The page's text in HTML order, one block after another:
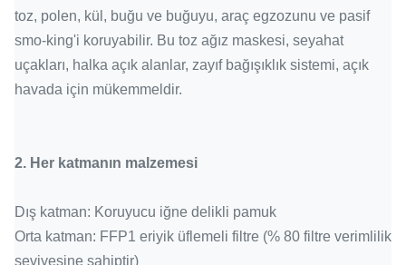
toz, polen, kül, buğu ve buğuyu, araç egzozunu ve pasif
smo-king'i koruyabilir. Bu toz ağız maskesi, seyahat
uçakları, halka açık alanlar, zayıf bağışıklık sistemi, açık
havada için mükemmeldir.
2. Her katmanın malzemesi
Dış katman: Koruyucu iğne delikli pamuk
Orta katman: FFP1 eriyik üflemeli filtre (% 80 filtre verimlilik
seviyesine sahiptir)